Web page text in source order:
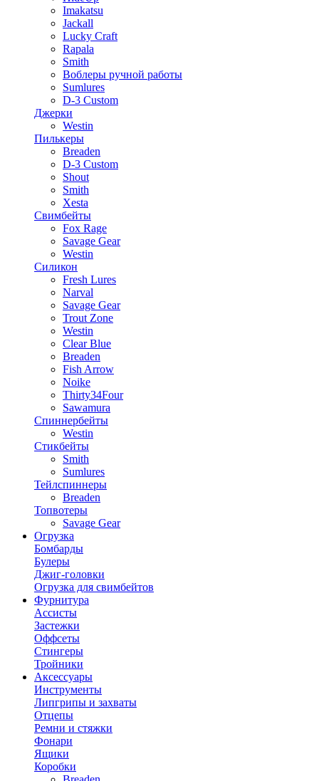
Imakatsu
Jackall
Lucky Craft
Rapala
Smith
Воблеры ручной работы
Sumlures
D-3 Custom
Джерки
Westin
Пилькеры
Breaden
D-3 Custom
Shout
Smith
Xesta
Свимбейты
Fox Rage
Savage Gear
Westin
Силикон
Fresh Lures
Narval
Savage Gear
Trout Zone
Westin
Clear Blue
Breaden
Fish Arrow
Noike
Thirty34Four
Sawamura
Спиннербейты
Westin
Стикбейты
Smith
Sumlures
Тейлспиннеры
Breaden
Топвотеры
Savage Gear
Огрузка
Бомбарды
Булеры
Джиг-головки
Огрузка для свимбейтов
Фурнитура
Ассисты
Застежки
Оффсеты
Стингеры
Тройники
Аксессуары
Инструменты
Липгрипы и захваты
Отцепы
Ремни и стяжки
Фонари
Ящики
Коробки